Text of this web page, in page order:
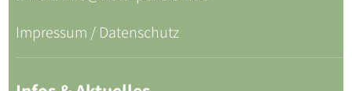
Impressum / Datenschutz